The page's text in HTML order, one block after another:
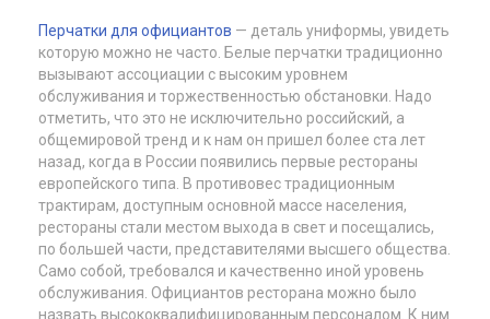
Перчатки для официантов — деталь униформы, увидеть
которую можно не часто. Белые перчатки традиционно
вызывают ассоциации с высоким уровнем
обслуживания и торжественностью обстановки. Надо
отметить, что это не исключительно российский, а
общемировой тренд и к нам он пришел более ста лет
назад, когда в России появились первые рестораны
европейского типа. В противовес традиционным
трактирам, доступным основной массе населения,
рестораны стали местом выхода в свет и посещались,
по большей части, представителями высшего общества.
Само собой, требовался и качественно иной уровень
обслуживания. Официантов ресторана можно было
назвать высококвалифицированным персоналом. К ним